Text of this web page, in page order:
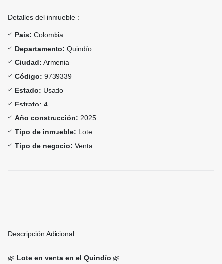
Detalles del inmueble :
País: Colombia
Departamento: Quindío
Ciudad: Armenia
Código: 9739339
Estado: Usado
Estrato: 4
Año construcción: 2025
Tipo de inmueble: Lote
Tipo de negocio: Venta
Descripción Adicional :
🌿 Lote en venta en el Quindío 🌿